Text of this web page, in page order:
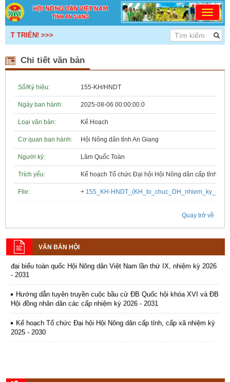
TRIỂN! >>>
Chi tiết văn bản
Số/Ký hiệu: 155-KH/HNDT
Ngày ban hành: 2025-08-06 00:00:00.0
Loại văn bản: Kế Hoạch
Cơ quan ban hành: Hội Nông dân tỉnh An Giang
Người ký: Lâm Quốc Toàn
Trích yếu: Kế hoạch Tổ chức Đại hội Hội Nông dân cấp tỉnh,
File: + 155_KH-
Quay trở về
VĂN BẢN HỘI
Kế hoạch tổ chức Hội chợ triển lãm Nông nghiệp - Thương mại sản
Hướng dẫn tuyên truyền Đại hội Hội Nông dân các cấp và Đại hội
- 2031
Hướng dẫn tuyên truyền cuộc bầu cử ĐB Quốc hội khóa XVI và ĐB
Hội đồng nhân dân các cấp nhiệm kỳ 2026 - 2031
Kế hoạch Tổ chức Đại hội Hội Nông dân cấp tỉnh, cấp xã nhiệm kỳ
2025 - 2030